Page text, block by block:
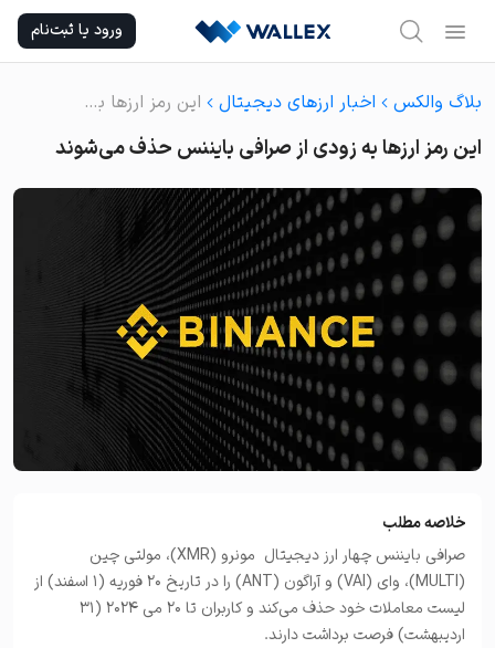
content
ورود یا ثبت‌نام
بلاگ والکس اخبار ارزهای دیجیتال این رمز ارزها به زودی از صرافی بایننس حذف می‌شوند
این رمز ارزها به زودی از صرافی بایننس حذف می‌شوند
خلاصه مطلب
صرافی بایننس چهار ارز دیجیتال مونرو (XMR)، مولتی چین
(MULTI)، وای (VAI) و آراگون (ANT) را در تاریخ 20 فوریه (1 اسفند) از
لیست معاملات خود حذف می‌کند و کاربران تا ۲۰ می ۲۰۲۴ (۳۱
اردیبهشت) فرصت برداشت دارند.